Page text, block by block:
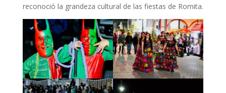
reconoció la grandeza cultural de las fiestas de Romita.